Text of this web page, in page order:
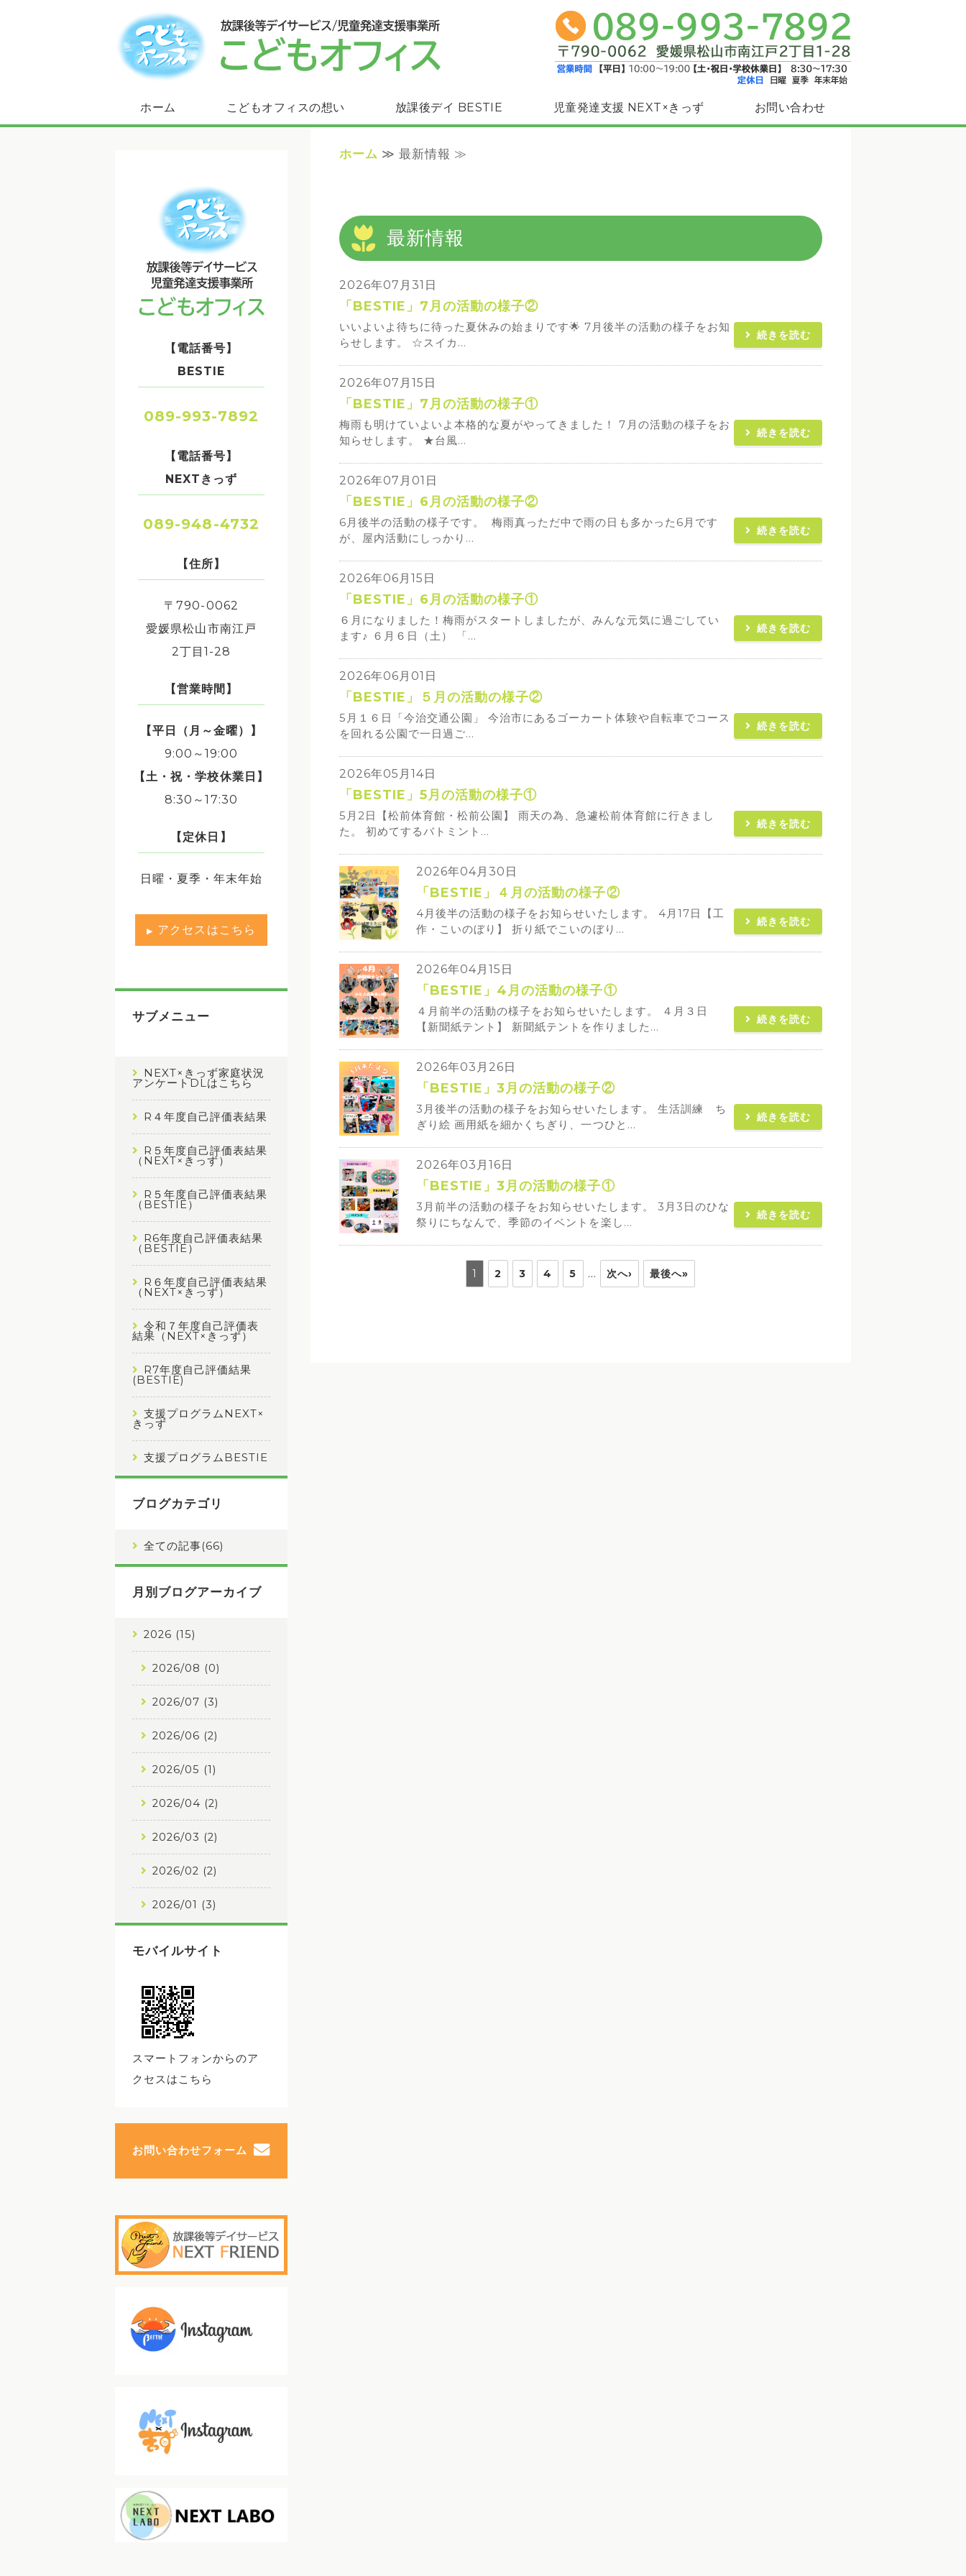
こどもオフィス（放課後等デイサービスBESTIE・児
ホーム こどもオフィスの想い 放課後デイ BESTIE 児童発達支援 NEXT×きっず お問い合わせ
ホーム ≫ 最新情報 ≫
最新情報
2026年07月31日
「BESTIE」7月の活動の様子②
いいよいよ待ちに待った夏休みの始まりです🌟 7月後半の活動の様子をお知
らせします。 ☆スイカ...
続きを読む
2026年07月15日
「BESTIE」7月の活動の様子①
梅雨も明けていよいよ本格的な夏がやってきました！ 7月の活動の様子をお
知らせします。 ★台風...
続きを読む
2026年07月01日
「BESTIE」6月の活動の様子②
6月後半の活動の様子です。 梅雨真っただ中で雨の日も多かった6月です
が、屋内活動にしっかり...
続きを読む
2026年06月15日
「BESTIE」6月の活動の様子①
６月になりました！梅雨がスタートしましたが、みんな元気に過ごしてい
ます♪ ６月６日（土） 「...
続きを読む
2026年06月01日
「BESTIE」５月の活動の様子②
5月１６日「今治交通公園」 今治市にあるゴーカート体験や自転車でコース
を回れる公園で一日過ご...
続きを読む
2026年05月14日
「BESTIE」5月の活動の様子①
5月2日【松前体育館・松前公園】 雨天の為、急遽松前体育館に行きまし
た。 初めてするバトミント...
続きを読む
2026年04月30日
「BESTIE」４月の活動の様子②
4月後半の活動の様子をお知らせいたします。 4月17日【工
作・こいのぼり】 折り紙でこいのぼり...
続きを読む
2026年04月15日
「BESTIE」4月の活動の様子①
４月前半の活動の様子をお知らせいたします。 ４月３日
【新聞紙テント】 新聞紙テントを作りました...
続きを読む
2026年03月26日
「BESTIE」3月の活動の様子②
3月後半の活動の様子をお知らせいたします。 生活訓練 ち
ぎり絵 画用紙を細かくちぎり、一つひと...
続きを読む
2026年03月16日
「BESTIE」3月の活動の様子①
3月前半の活動の様子をお知らせいたします。 3月3日のひな
祭りにちなんで、季節のイベントを楽し...
続きを読む
1 2 3 4 5 … 次へ› 最後へ»
【電話番号】
BESTIE
089-993-7892
【電話番号】
NEXTきっず
089-948-4732
【住所】
〒790-0062
愛媛県松山市南江戸
2丁目1-28
【営業時間】
【平日（月～金曜）】
9:00～19:00
【土・祝・学校休業日】
8:30～17:30
【定休日】
日曜・夏季・年末年始
アクセスはこちら
サブメニュー
NEXT×きっず家庭状況
アンケートDLはこちら
R４年度自己評価表結果
R５年度自己評価表結果
（NEXT×きっず）
R５年度自己評価表結果
（BESTIE）
R6年度自己評価表結果
（BESTIE）
R６年度自己評価表結果
（NEXT×きっず）
令和７年度自己評価表
結果（NEXT×きっず）
R7年度自己評価結果
(BESTIE)
支援プログラムNEXT×
きっず
支援プログラムBESTIE
ブログカテゴリ
全ての記事(66)
月別ブログアーカイブ
2026 (15)
2026/08 (0)
2026/07 (3)
2026/06 (2)
2026/05 (1)
2026/04 (2)
2026/03 (2)
2026/02 (2)
2026/01 (3)
モバイルサイト
スマートフォンからのア
クセスはこちら
お問い合わせフォーム